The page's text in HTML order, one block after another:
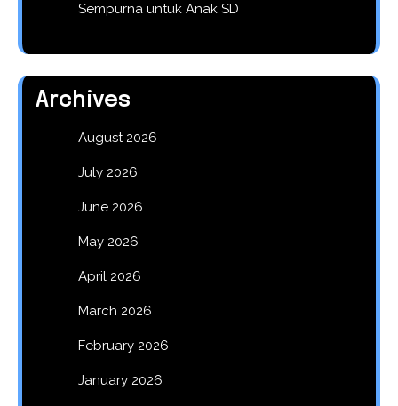
Sempurna untuk Anak SD
Archives
August 2026
July 2026
June 2026
May 2026
April 2026
March 2026
February 2026
January 2026